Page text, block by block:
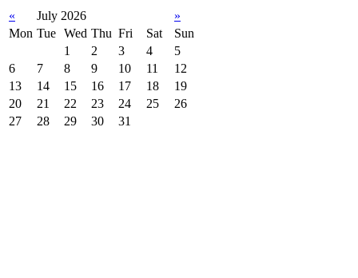
« July 2026
»
Mon Tue Wed Thu Fri Sat
Sun
1
2 3 4
5
6
7 8 9 10 11
12
13
14 15 16 17 18
19
20
21 22 23 24 25
26
27
28 29 30 31